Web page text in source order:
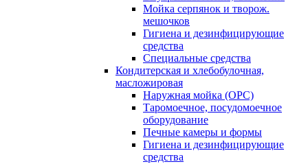
Мойка серпянок и творож.
мешочков
Гигиена и дезинфицирующие
средства
Специальные средства
Кондитерская и хлебобулочная,
масложировая
Наружная мойка (ОРС)
Таромоечное, посудомоечное
оборудование
Печные камеры и формы
Гигиена и дезинфицирующие
средства